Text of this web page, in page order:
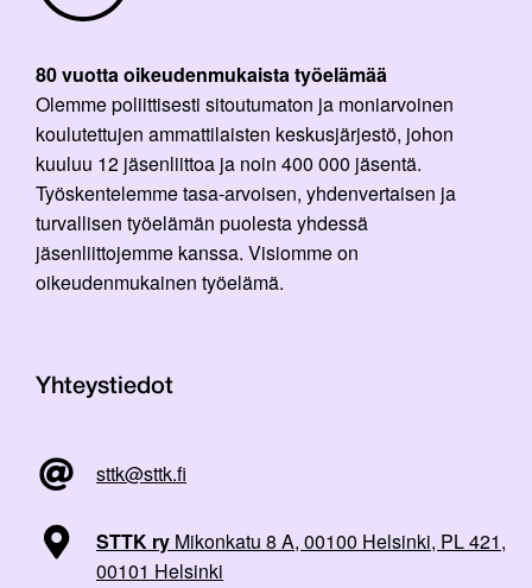
80 vuotta oikeudenmukaista työelämää
Olemme poliittisesti sitoutumaton ja moniarvoinen
koulutettujen ammattilaisten keskusjärjestö, johon
kuuluu 12 jäsenliittoa ja noin 400 000 jäsentä.
Työskentelemme tasa-arvoisen, yhdenvertaisen ja
turvallisen työelämän puolesta yhdessä
jäsenliittojemme kanssa. Visiomme on
oikeudenmukainen työelämä.
Yhteystiedot
sttk@sttk.fi
STTK ry Mikonkatu 8 A, 00100 Helsinki, PL 421,
00101 Helsinki